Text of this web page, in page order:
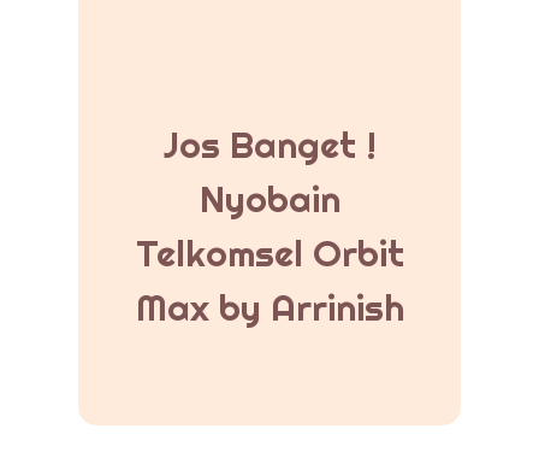
Jos Banget !
Nyobain
Telkomsel Orbit
Max by Arrinish